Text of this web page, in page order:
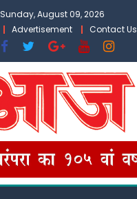
Sunday, August 09, 2026
Advertisement Contact Us